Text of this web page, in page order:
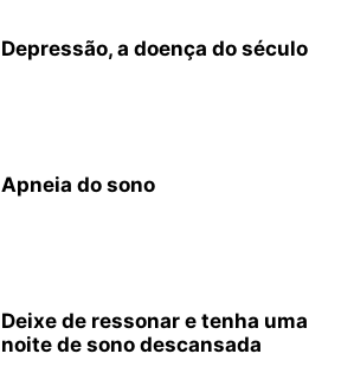
Depressão, a doença do século
Apneia do sono
Deixe de ressonar e tenha uma
noite de sono descansada